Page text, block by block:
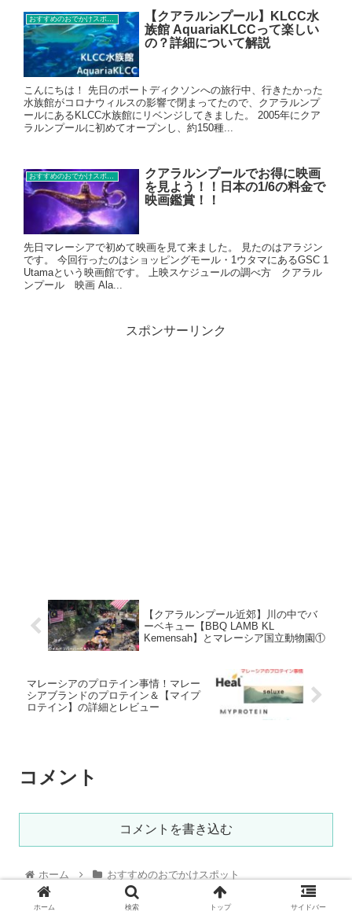
おすすめのおでかけスポット
【クアラルンプール】KLCC水
族館 AquariaKLCCって楽しい
の？詳細について解説
こんにちは！ 先日のポートディクソンへの旅行中、行きたかった
水族館がコロナウィルスの影響で閉まってたので、クアラルンプ
ールにあるKLCC水族館にリベンジしてきました。 2005年にクア
ラルンプールに初めてオープンし、約150種...
おすすめのおでかけスポット
クアラルンプールでお得に映画
を見よう！！日本の1/6の料金で
映画鑑賞！！
先日マレーシアで初めて映画を見て来ました。 見たのはアラジン
です。 今回行ったのはショッピングモール・1ウタマにあるGSC 1
Utamaという映画館です。 上映スケジュールの調べ方 クアラル
ンプール 映画 Ala...
スポンサーリンク
【クアラルンプール近郊】川の中でバ
ーベキュー【BBQ LAMB KL
Kemensah】とマレーシア国立動物園①
マレーシアのプロテイン事情！マレー
シアブランドのプロテイン＆【マイプ
ロテイン】の詳細とレビュー
コメント
コメントを書き込む
ホーム おすすめのおでかけスポット
ホーム 検索 トップ サイドバー